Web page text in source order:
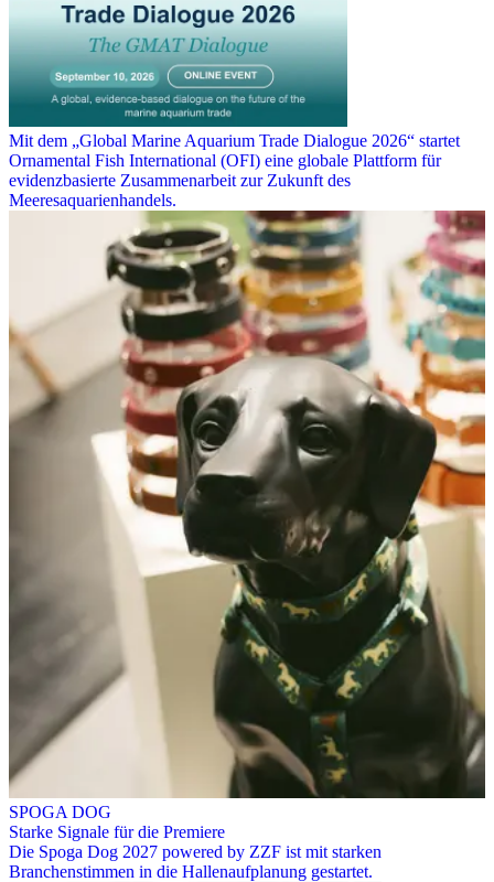
Mit dem „Global Marine Aquarium Trade Dialogue 2026“ startet
Ornamental Fish International (OFI) eine globale Plattform für
evidenzbasierte Zusammenarbeit zur Zukunft des
Meeresaquarienhandels.
SPOGA DOG
Starke Signale für die Premiere
Die Spoga Dog 2027 powered by ZZF ist mit starken
Branchenstimmen in die Hallenaufplanung gestartet.